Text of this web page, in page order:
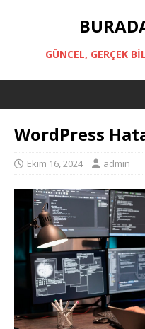
GÜNCEL, GERÇEK
WordPress
Ekim 16, 2024 admin